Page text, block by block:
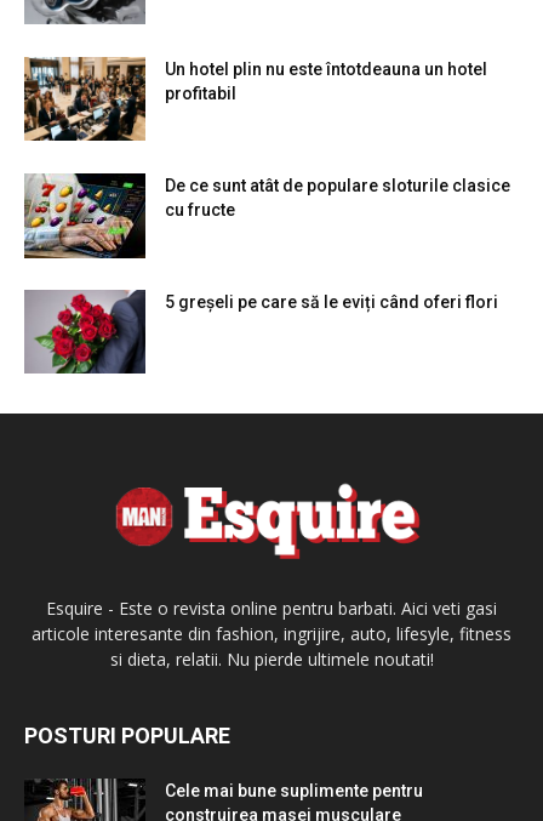
Un hotel plin nu este întotdeauna un hotel
profitabil
De ce sunt atât de populare sloturile clasice
cu fructe
5 greșeli pe care să le eviți când oferi flori
Esquire - Este o revista online pentru barbati. Aici veti gasi
articole interesante din fashion, ingrijire, auto, lifesyle, fitness
si dieta, relatii. Nu pierde ultimele noutati!
POSTURI POPULARE
Cele mai bune suplimente pentru
construirea masei musculare